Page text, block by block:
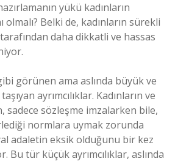
yükü kadınların
olmalı? Belki de, kadınların sürekli
daha dikkatli ve hassas
görünen ama aslında büyük ve
ayrımcılıklar. Kadınların ve
sadece sözleşme imzalarken bile,
normlara uymak zorunda
adaletin eksik olduğunu bir kez
Bu tür küçük ayrımcılıklar, aslında